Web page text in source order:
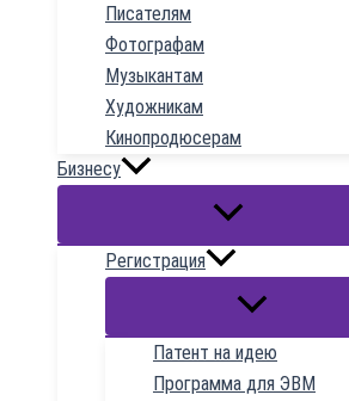
Писателям
Фотографам
Музыкантам
Художникам
Кинопродюсерам
Бизнесу
Регистрация
Патент на идею
Программа для ЭВМ